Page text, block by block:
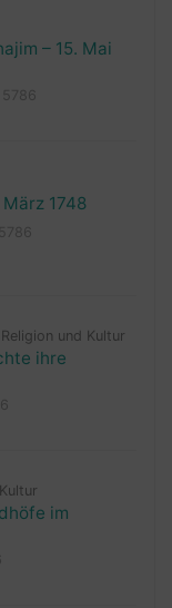
– 15. Mai
1748
Religion und Kultur
ihre
im